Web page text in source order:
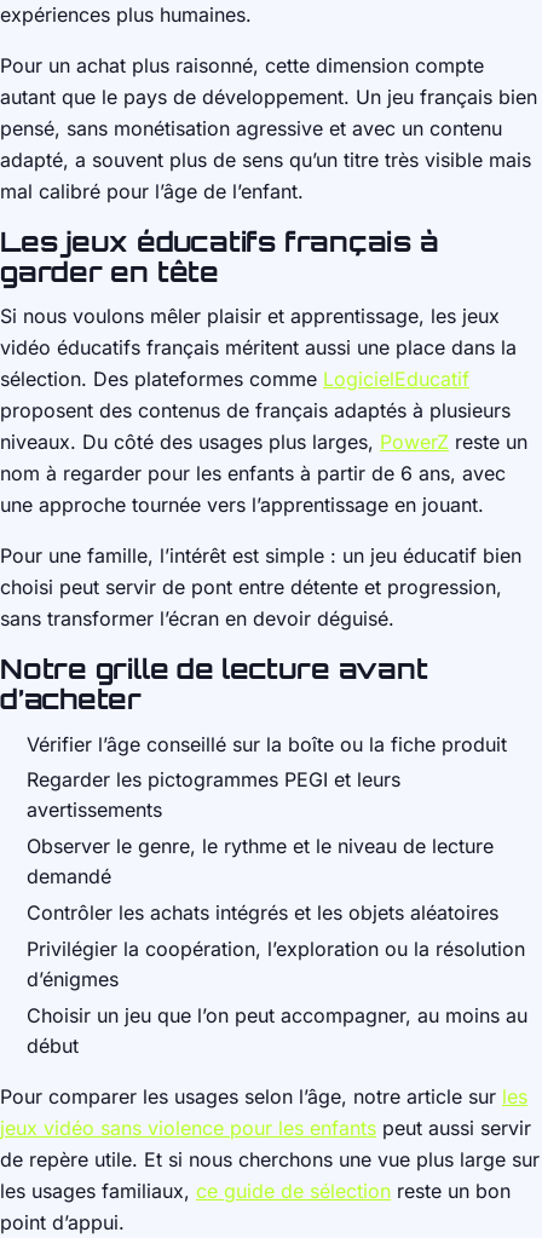
expériences plus humaines.
Pour un achat plus raisonné, cette dimension compte
autant que le pays de développement. Un jeu français bien
pensé, sans monétisation agressive et avec un contenu
adapté, a souvent plus de sens qu’un titre très visible mais
mal calibré pour l’âge de l’enfant.
Les jeux éducatifs français à
garder en tête
Si nous voulons mêler plaisir et apprentissage, les jeux
vidéo éducatifs français méritent aussi une place dans la
sélection. Des plateformes comme LogicielEducatif
proposent des contenus de français adaptés à plusieurs
niveaux. Du côté des usages plus larges, PowerZ reste un
nom à regarder pour les enfants à partir de 6 ans, avec
une approche tournée vers l’apprentissage en jouant.
Pour une famille, l’intérêt est simple : un jeu éducatif bien
choisi peut servir de pont entre détente et progression,
sans transformer l’écran en devoir déguisé.
Notre grille de lecture avant
d’acheter
Vérifier l’âge conseillé sur la boîte ou la fiche produit
Regarder les pictogrammes PEGI et leurs
avertissements
Observer le genre, le rythme et le niveau de lecture
demandé
Contrôler les achats intégrés et les objets aléatoires
Privilégier la coopération, l’exploration ou la résolution
d’énigmes
Choisir un jeu que l’on peut accompagner, au moins au
début
Pour comparer les usages selon l’âge, notre article sur les
jeux vidéo sans violence pour les enfants peut aussi servir
de repère utile. Et si nous cherchons une vue plus large sur
les usages familiaux, ce guide de sélection reste un bon
point d’appui.